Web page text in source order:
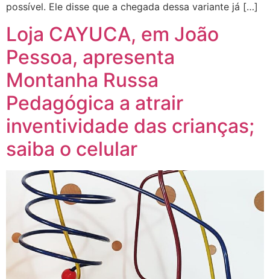
possível. Ele disse que a chegada dessa variante já […]
Loja CAYUCA, em João
Pessoa, apresenta
Montanha Russa
Pedagógica a atrair
inventividade das crianças;
saiba o celular